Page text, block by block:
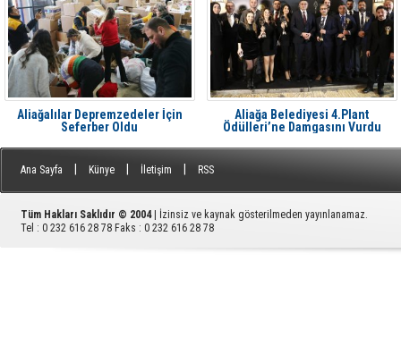
Aliağalılar Depremzedeler İçin
Seferber Oldu
Aliağa Belediyesi 4.Plant
Ödülleri’ne Damgasını Vurdu
Ana Sayfa Künye İletişim RSS
Tüm Hakları Saklıdır © 2004| İzinsiz ve kaynak gösterilmeden yayınlanamaz.
Tel : 0 232 616 28 78 Faks : 0 232 616 28 78